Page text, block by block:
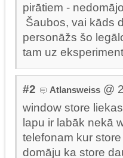
pirātiem -
Šaubos, vai kāds
personāžs šo
tam uz
#2 Atlansweiss @
window store
lapu ir labāk nekā
telefonam kur
domāju ka store